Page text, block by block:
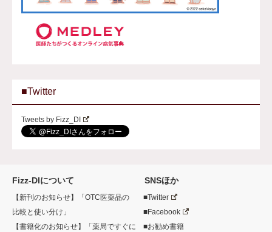
■Twitter
Tweets by Fizz_DI
Fizz-DIについて
【新刊のお知らせ】「OTC医薬品の
比較と使い分け」
【書籍化のお知らせ】「薬局ですぐに
SNSほか
■Twitter
■Facebook
■お勧め書籍